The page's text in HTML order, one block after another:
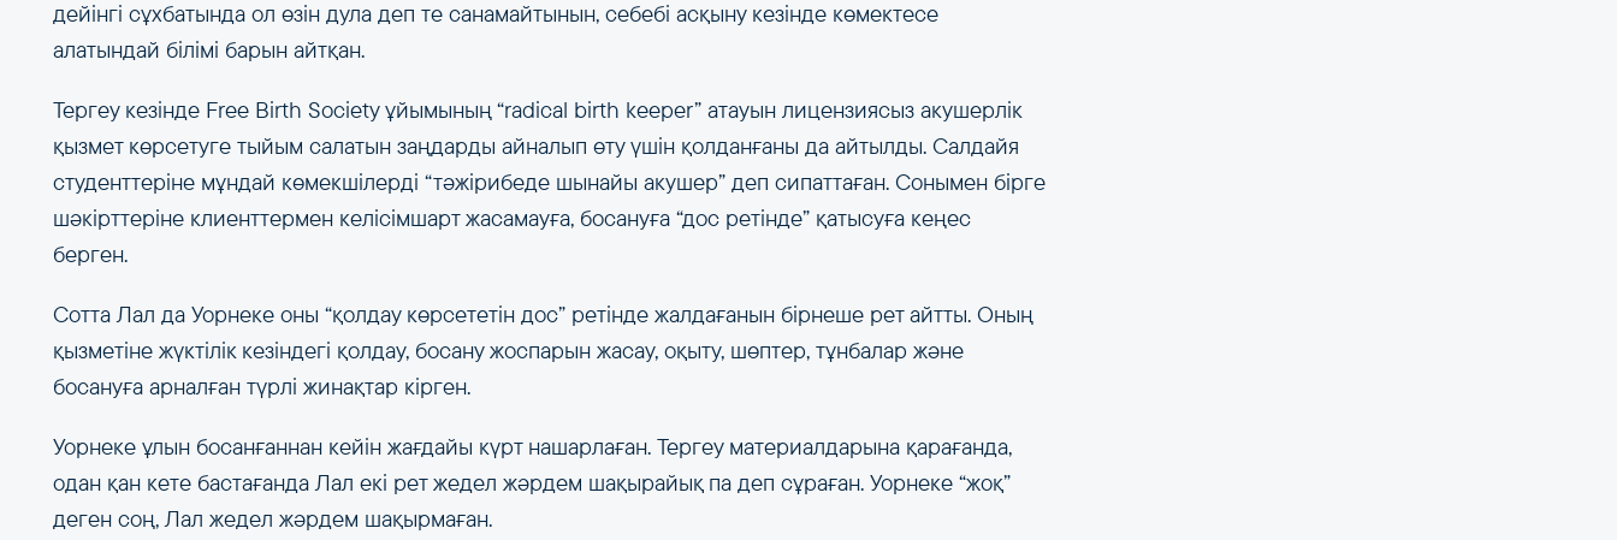
дейінгі сұхбатында ол өзін дула деп те санамайтынын, себебі асқыну кезінде көмектесе
алатындай білімі барын айтқан.
Тергеу кезінде Free Birth Society ұйымының “radical birth keeper” атауын лицензиясыз акушерлік
қызмет көрсетуге тыйым салатын заңдарды айналып өту үшін қолданғаны да айтылды. Салдайя
студенттеріне мұндай көмекшілерді “тәжірибеде шынайы акушер” деп сипаттаған. Сонымен бірге
шәкірттеріне клиенттермен келісімшарт жасамауға, босануға “дос ретінде” қатысуға кеңес
берген.
Сотта Лал да Уорнеке оны “қолдау көрсететін дос” ретінде жалдағанын бірнеше рет айтты. Оның
қызметіне жүктілік кезіндегі қолдау, босану жоспарын жасау, оқыту, шөптер, тұнбалар және
босануға арналған түрлі жинақтар кірген.
Уорнеке ұлын босанғаннан кейін жағдайы күрт нашарлаған. Тергеу материалдарына қарағанда,
одан қан кете бастағанда Лал екі рет жедел жәрдем шақырайық па деп сұраған. Уорнеке “жоқ”
деген соң, Лал жедел жәрдем шақырмаған.